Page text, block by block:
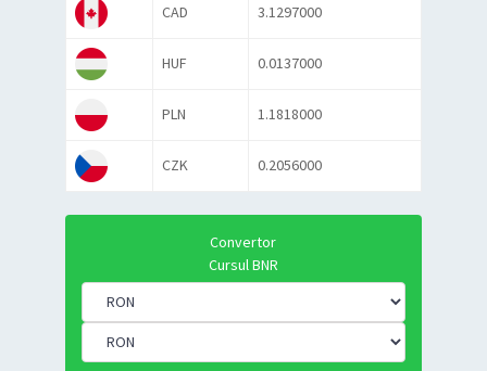
CAD 3.1297000
HUF 0.0137000
PLN 1.1818000
CZK 0.2056000
Convertor
Cursul BNR